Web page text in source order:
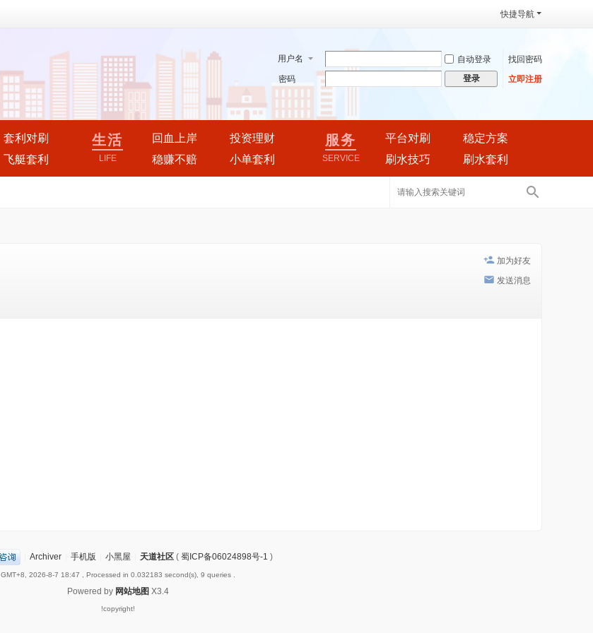
快捷导航
用户名 自动登录
找回密码
密码
登录 立即注册
套利对刷
飞艇套利
生活
LIFE
回血上岸
投资理财
稳赚不赔
小单套利
服务
SERVICE
平台对刷
稳定方案
刷水技巧
刷水套利
索
加为好友
发送消息
Archiver 手机版 小黑屋 天道社区 ( 蜀ICP备06024898号-1 )
GMT+8, 2026-8-7 18:47 , Processed in 0.032183 second(s), 9 queries .
Powered by 网站地图 X3.4
!copyright!